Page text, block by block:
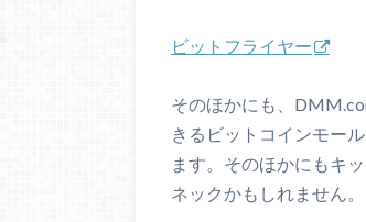
ビットフライヤー
そのほかにも、
きるビットコインモー
ます。そのほかにもキ
ネックかもしれません。